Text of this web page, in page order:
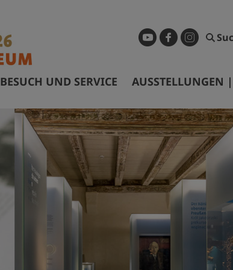
BESUCH UND SERVICE
Öffnungszeiten & Eintrittspreise
Führungen & Preise
Anfahrt
Barrierefreiheit
Vermietung Tagungsräume
AUSSTELLUNGEN
Dauerausstellung
Sonderausstellungen
Museum digital
Geschichtspfad